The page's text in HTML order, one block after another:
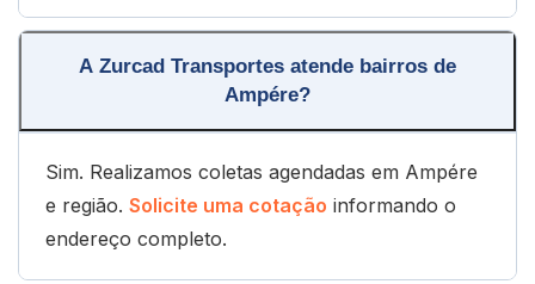
A Zurcad Transportes atende bairros de
Ampére?
Sim. Realizamos coletas agendadas em Ampére
e região. Solicite uma cotação informando o
endereço completo.